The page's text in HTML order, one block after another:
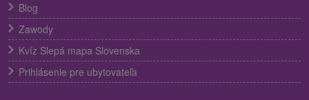
Blog
Zawody
Kvíz Slepá mapa Slovenska
Prihlásenie pre ubytovateľa